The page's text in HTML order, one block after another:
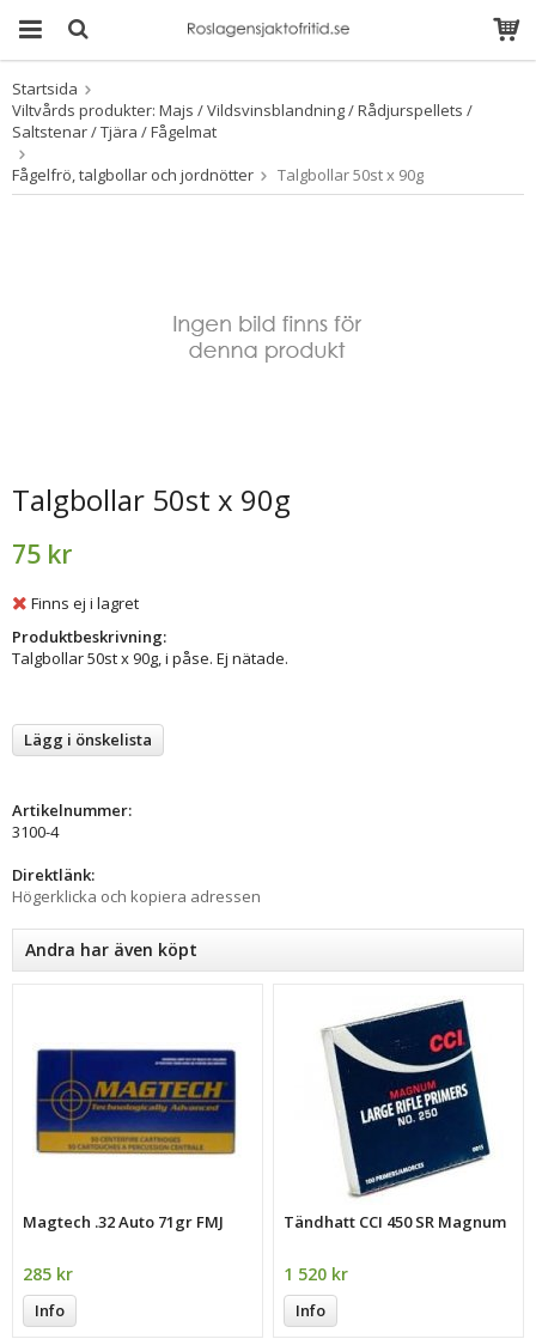
Produkten har blivit
tillagd i varukorgen
Startsida
Viltvårds produkter: Majs / Vildsvinsblandning / Rådjurspellets /
Saltstenar / Tjära / Fågelmat
Fågelfrö, talgbollar och jordnötter
Talgbollar 50st x 90g
Talgbollar 50st x 90g
75 kr
Finns ej i lagret
Produktbeskrivning:
Talgbollar 50st x 90g, i påse. Ej nätade.
Lägg i önskelista
Artikelnummer:
3100-4
Direktlänk:
Högerklicka och kopiera adressen
Andra har även köpt
Magtech .32 Auto 71gr FMJ
285 kr
Info
Tändhatt CCI 450 SR Magnum
1 520 kr
Info